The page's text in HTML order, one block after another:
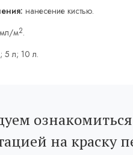
нанесение кистью.
м2.
5 л; 10 л.
на краску